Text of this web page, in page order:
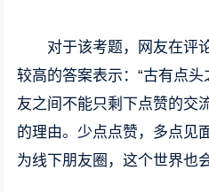
对于该考题，网友在评
较高的答案表示：“古有点
友之间不能只剩下点赞的交
的理由。少点点赞，多点见
为线下朋友圈，这个世界也